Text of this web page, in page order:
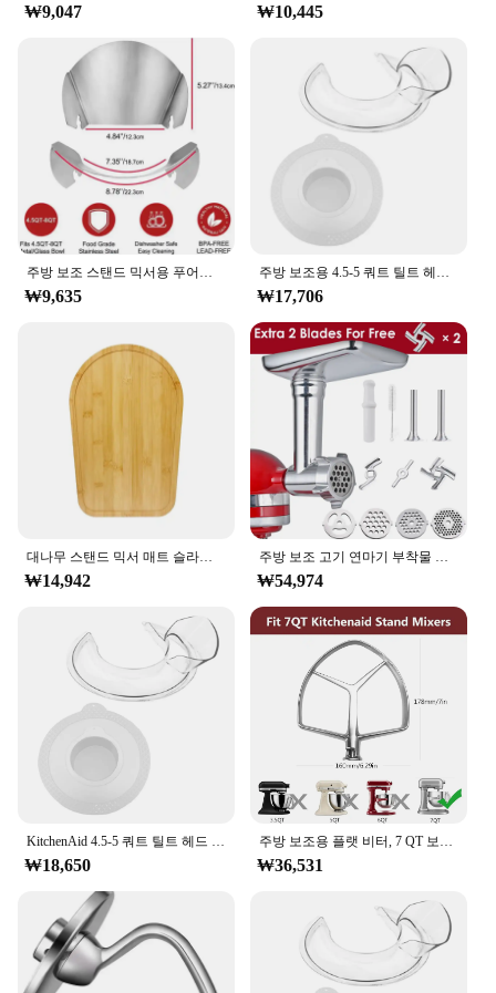
₩9,047 ₩10,445
₩9,635 ₩17,706
₩14,942 ₩54,974
₩18,650 ₩36,531